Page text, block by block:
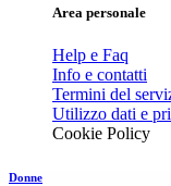
Area personale
Help e Faq
Info e contatti
Termini del
Utilizzo dati e
Cookie Policy
Donne